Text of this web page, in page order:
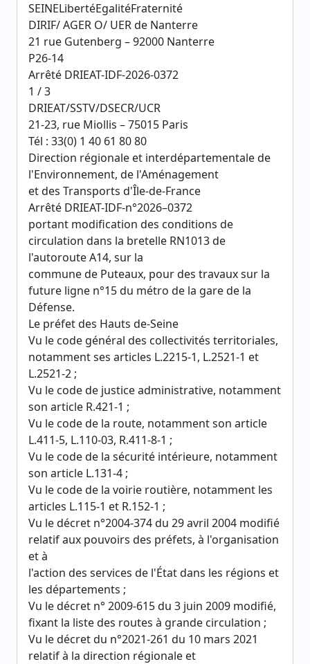
SEINELibertéEgalitéFraternité
DIRIF/ AGER O/ UER de Nanterre
21 rue Gutenberg – 92000 Nanterre
P26-14
Arrêté DRIEAT-IDF-2026-0372
1 / 3
DRIEAT/SSTV/DSECR/UCR
21-23, rue Miollis – 75015 Paris
Tél : 33(0) 1 40 61 80 80
Direction régionale et interdépartementale de
l'Environnement, de l'Aménagement
et des Transports d'Île-de-France
Arrêté DRIEAT-IDF-n°2026–0372
portant modification des conditions de
circulation dans la bretelle RN1013 de
l'autoroute A14, sur la
commune de Puteaux, pour des travaux sur la
future ligne n°15 du métro de la gare de la
Défense.
Le préfet des Hauts de-Seine
Vu le code général des collectivités territoriales,
notamment ses articles L.2215-1, L.2521-1 et
L.2521-2 ;
Vu le code de justice administrative, notamment
son article R.421-1 ;
Vu le code de la route, notamment son article
L.411-5, L.110-03, R.411-8-1 ;
Vu le code de la sécurité intérieure, notamment
son article L.131-4 ;
Vu le code de la voirie routière, notamment les
articles L.115-1 et R.152-1 ;
Vu le décret n°2004-374 du 29 avril 2004 modifié
relatif aux pouvoirs des préfets, à l'organisation
et à
l'action des services de l'État dans les régions et
les départements ;
Vu le décret n° 2009-615 du 3 juin 2009 modifié,
fixant la liste des routes à grande circulation ;
Vu le décret du n°2021-261 du 10 mars 2021
relatif à la direction régionale et